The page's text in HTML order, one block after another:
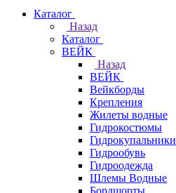
Каталог
Назад
Каталог
ВЕЙК
Назад
ВЕЙК
Вейкборды
Крепления
Жилеты водные
Гидрокостюмы
Гидрокупальники
Гидрообувь
Гидроодежда
Шлемы Водные
Бордшорты